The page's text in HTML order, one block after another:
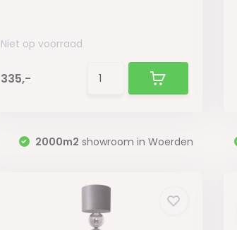
Niet op voorraad
335,-
2000m2 showroom in Woerden